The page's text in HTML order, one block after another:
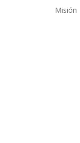
Misión